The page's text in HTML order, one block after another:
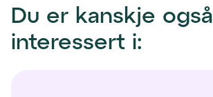
Du er kanskje også
interessert i: